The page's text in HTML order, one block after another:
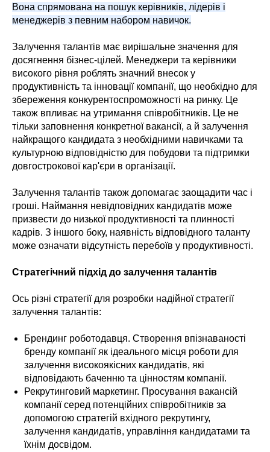
Вона спрямована на пошук керівників, лідерів і
менеджерів з певним набором навичок.
Залучення талантів має вирішальне значення для
досягнення бізнес-цілей. Менеджери та керівники
високого рівня роблять значний внесок у
продуктивність та інновації компанії, що необхідно для
збереження конкурентоспроможності на ринку. Це
також впливає на утримання співробітників. Це не
тільки заповнення конкретної вакансії, а й залучення
найкращого кандидата з необхідними навичками та
культурною відповідністю для побудови та підтримки
довгострокової кар'єри в організації.
Залучення талантів також допомагає заощадити час і
гроші. Наймання невідповідних кандидатів може
призвести до низької продуктивності та плинності
кадрів. З іншого боку, наявність відповідного таланту
може означати відсутність перебоїв у продуктивності.
Стратегічний підхід до залучення талантів
Ось різні стратегії для розробки надійної стратегії
залучення талантів:
Брендинг роботодавця. Створення впізнаваності
бренду компанії як ідеального місця роботи для
залучення високоякісних кандидатів, які
відповідають баченню та цінностям компанії.
Рекрутинговий маркетинг. Просування вакансій
компанії серед потенційних співробітників за
допомогою стратегій вхідного рекрутингу,
залучення кандидатів, управління кандидатами та
їхнім досвідом.